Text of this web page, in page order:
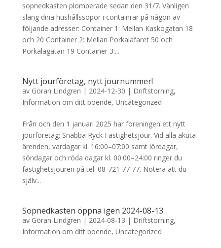
sopnedkasten plomberade sedan den 31/7. Vänligen
släng dina hushållssopor i containrar på någon av
följande adresser: Container 1: Mellan Kaskögatan 18
och 20 Container 2: Mellan Porkalafaret 50 och
Porkalagatan 19 Container 3:...
Nytt jourföretag, nytt journummer!
av Göran Lindgren | 2024-12-30 | Driftstörning,
Information om ditt boende, Uncategorized
Från och den 1 januari 2025 har föreningen ett nytt
jourföretag: Snabba Ryck Fastighetsjour. Vid alla akuta
ärenden, vardagar kl. 16:00–07:00 samt lördagar,
söndagar och röda dagar kl. 00:00–24:00 ringer du
fastighetsjouren på tel. 08-721 77 77. Notera att du
själv...
Sopnedkasten öppna igen 2024-08-13
av Göran Lindgren | 2024-08-13 | Driftstörning,
Information om ditt boende, Uncategorized